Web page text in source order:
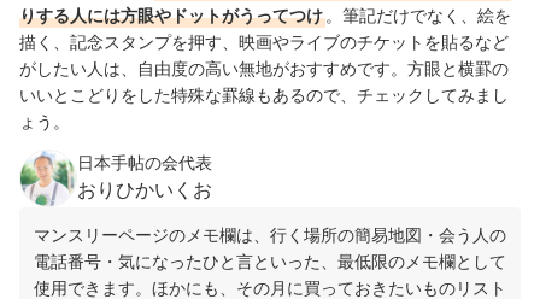
りする人には方眼やドットがうってつけ 。筆記だけでなく、絵を
描く、記念スタンプを押す、映画やライブのチケットを貼るなど
がしたい人は、自由度の高い無地がおすすめです。方眼と横罫の
いいとこどりをした特殊な罫線もあるので、チェックしてみまし
ょう。
日本手帖の会代表
おりひかいくお
マンスリーページのメモ欄は、行く場所の簡易地図・会う人の
電話番号・気になったひと言といった、最低限のメモ欄として
使用できます。ほかにも、その月に買っておきたいものリスト